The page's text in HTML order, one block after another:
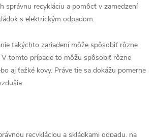
správnu recykláciu a pomôcť v zamedzení
s elektrickým odpadom.
takýchto zariadení môže spôsobiť rôzne
tomto prípade to môžu spôsobiť rôzne
aj ťažké kovy. Práve tie sa dokážu pomerne
recykláciou a skládkami odpadu, na